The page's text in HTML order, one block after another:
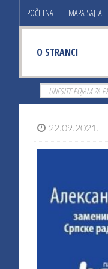
POČETNA MAPA SAJTA
O STRANCI
22.09.2021.